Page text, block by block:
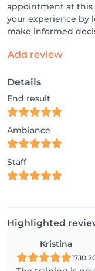
appointment at this
your experience by
make informed
Add review
Details
End result
Ambiance
Staff
Highlighted
Kristina